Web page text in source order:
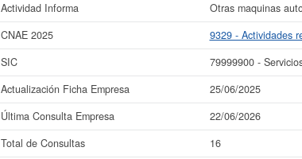
Actividad Informa
Otras maquinas
CNAE 2025
9329 - Actividades
SIC
79999900 -
Actualización Ficha Empresa
25/06/2025
Última Consulta Empresa
22/06/2026
Total de Consultas
16